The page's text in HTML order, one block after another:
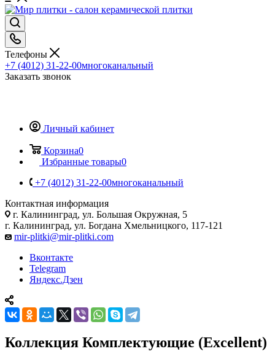
Телефоны
+7 (4012) 31-22-00многоканальный
Заказать звонок
Личный кабинет
Корзина0
Избранные товары0
+7 (4012) 31-22-00многоканальный
Контактная информация
г. Калининград, ул. Большая Окружная, 5
г. Калининград, ул. Богдана Хмельницкого, 117-121
mir-plitki@mir-plitki.com
Вконтакте
Telegram
Яндекс.Дзен
Коллекция Комплектующие (Excellent)